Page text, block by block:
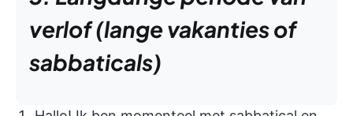
verlof (lange vakanties of
sabbaticals)